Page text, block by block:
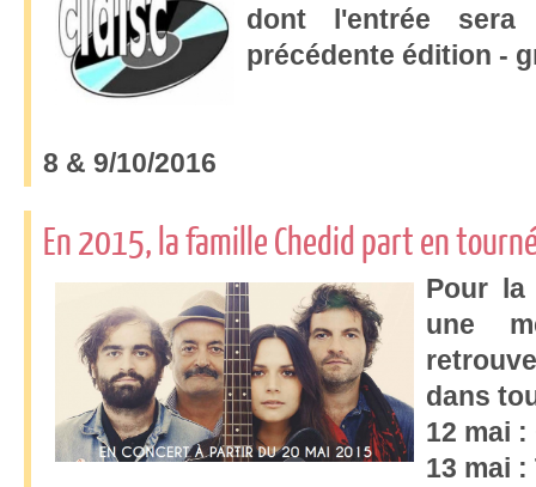
dont l'entrée
précédente édition -
8 & 9/10/2016
En 2015, la famille Chedid part en
Pour
une
dans
12 mai
13 mai